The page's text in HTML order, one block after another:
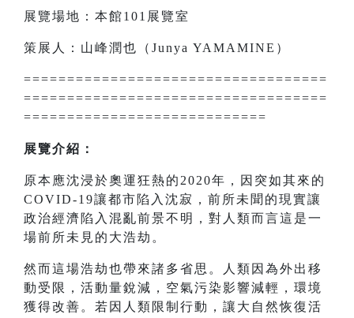
展覽場地：本館101展覽室
策展人：山峰潤也（Junya YAMAMINE）
===================================
===================================
============================
展覽介紹：
原本應沈浸於奧運狂熱的2020年，因突如其來的
COVID-19讓都市陷入沈寂，前所未聞的現實讓
政治經濟陷入混亂前景不明，對人類而言這是一
場前所未見的大浩劫。
然而這場浩劫也帶來諸多省思。人類因為外出移
動受限，活動量銳減，空氣污染影響減輕，環境
獲得改善。若因人類限制行動，讓大自然恢復活